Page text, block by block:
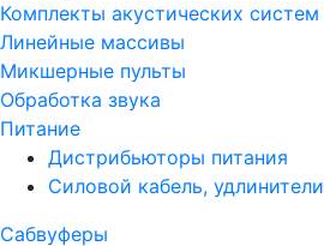
Комплекты акустических систем
Линейные массивы
Микшерные пульты
Обработка звука
Питание
Дистрибьюторы питания
Силовой кабель, удлинители
Сабвуферы